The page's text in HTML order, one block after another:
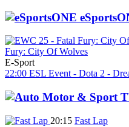
Fury: City Of Wolves
E-Sport
22:00 ESL Event - Dota 2 -
20:15 Fast Lap